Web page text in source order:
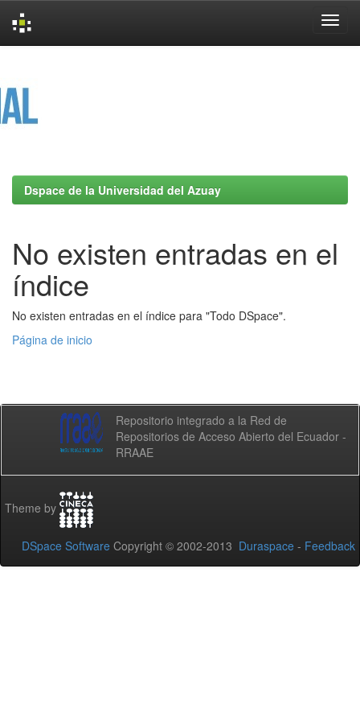
Dspace de la Universidad del Azuay
No existen entradas en el
índice
No existen entradas en el índice para "Todo DSpace".
Página de inicio
Repositorio integrado a la Red de
Repositorios de Acceso Abierto del Ecuador -
RRAAE
Theme by
DSpace Software Copyright © 2002-2013 Duraspace - Feedback